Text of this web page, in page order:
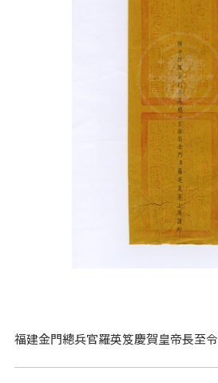
福建金門總兵官羅英笈慶賀皇帝長至